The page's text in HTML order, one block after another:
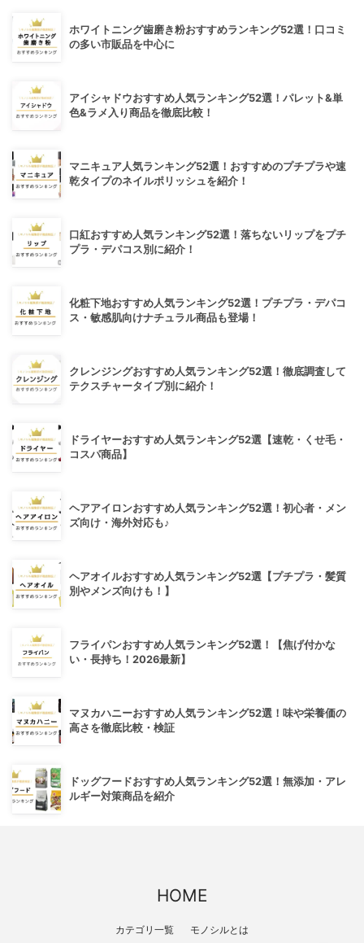
ホワイトニング歯磨き粉おすすめランキング52選！口コミ
の多い市販品を中心に
アイシャドウおすすめ人気ランキング52選！パレット&単
色&ラメ入り商品を徹底比較！
マニキュア人気ランキング52選！おすすめのプチプラや速
乾タイプのネイルポリッシュを紹介！
口紅おすすめ人気ランキング52選！落ちないリップをプチ
プラ・デパコス別に紹介！
化粧下地おすすめ人気ランキング52選！プチプラ・デパコ
ス・敏感肌向けナチュラル商品も登場！
クレンジングおすすめ人気ランキング52選！徹底調査して
テクスチャータイプ別に紹介！
ドライヤーおすすめ人気ランキング52選【速乾・くせ毛・
コスパ商品】
ヘアアイロンおすすめ人気ランキング52選！初心者・メン
ズ向け・海外対応も♪
ヘアオイルおすすめ人気ランキング52選【プチプラ・髪質
別やメンズ向けも！】
フライパンおすすめ人気ランキング52選！【焦げ付かな
い・長持ち！2026最新】
マヌカハニーおすすめ人気ランキング52選！味や栄養価の
高さを徹底比較・検証
ドッグフードおすすめ人気ランキング52選！無添加・アレ
ルギー対策商品を紹介
HOME
カテゴリ一覧 モノシルとは